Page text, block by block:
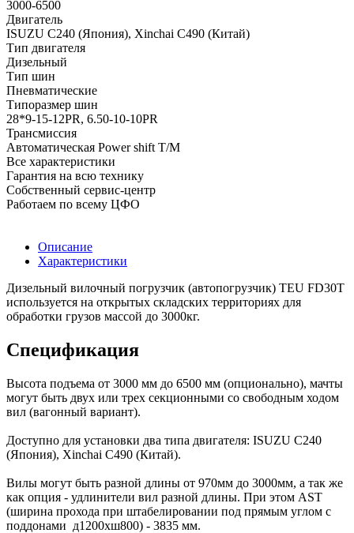
3000-6500
Двигатель
ISUZU C240 (Япония), Xinchai C490 (Китай)
Тип двигателя
Дизельный
Тип шин
Пневматические
Типоразмер шин
28*9-15-12PR, 6.50-10-10PR
Трансмиссия
Автоматическая Power shift Т/М
Все характеристики
Гарантия на всю технику
Собственный сервис-центр
Работаем по всему ЦФО
Описание
Характеристики
Дизельный вилочный погрузчик (автопогрузчик) TEU FD30T
используется на открытых складских территориях для
обработки грузов массой до 3000кг.
Спецификация
Высота подъема от 3000 мм до 6500 мм (опционально), мачты
могут быть двух или трех секционными со свободным ходом
вил (вагонный вариант).
Доступно для установки два типа двигателя: ISUZU C240
(Япония), Xinchai C490 (Китай).
Вилы могут быть разной длины от 970мм до 3000мм, а так же
как опция - удлинители вил разной длины. При этом AST
(ширина прохода при штабелировании под прямым углом с
поддонами д1200хш800) - 3835 мм.